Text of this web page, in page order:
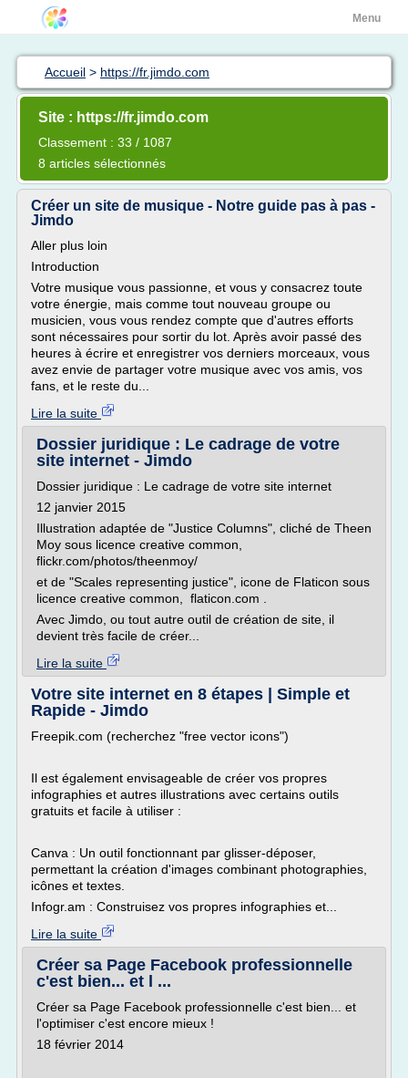
Menu
Accueil > https://fr.jimdo.com
Site : https://fr.jimdo.com
Classement : 33 / 1087
8 articles sélectionnés
Créer un site de musique - Notre guide pas à pas -
Jimdo
Aller plus loin
Introduction
Votre musique vous passionne, et vous y consacrez toute
votre énergie, mais comme tout nouveau groupe ou
musicien, vous vous rendez compte que d'autres efforts
sont nécessaires pour sortir du lot. Après avoir passé des
heures à écrire et enregistrer vos derniers morceaux, vous
avez envie de partager votre musique avec vos amis, vos
fans, et le reste du...
Lire la suite
Dossier juridique : Le cadrage de votre
site internet - Jimdo
Dossier juridique : Le cadrage de votre site internet
12 janvier 2015
Illustration adaptée de "Justice Columns", cliché de Theen
Moy sous licence creative common,
flickr.com/photos/theenmoy/
et de "Scales representing justice", icone de Flaticon sous
licence creative common, flaticon.com .
Avec Jimdo, ou tout autre outil de création de site, il
devient très facile de créer...
Lire la suite
Votre site internet en 8 étapes | Simple et
Rapide - Jimdo
Freepik.com (recherchez "free vector icons")
Il est également envisageable de créer vos propres
infographies et autres illustrations avec certains outils
gratuits et facile à utiliser :
Canva : Un outil fonctionnant par glisser-déposer,
permettant la création d'images combinant photographies,
icônes et textes.
Infogr.am : Construisez vos propres infographies et...
Lire la suite
Créer sa Page Facebook professionnelle
c'est bien... et l ...
Créer sa Page Facebook professionnelle c'est bien... et
l'optimiser c'est encore mieux !
18 février 2014